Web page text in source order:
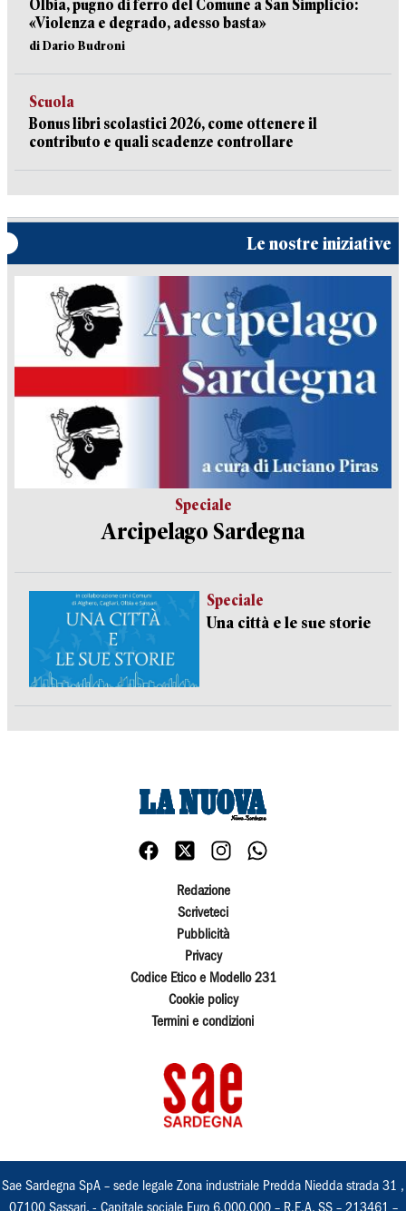
Olbia, pugno di ferro del Comune a San Simplicio:
«Violenza e degrado, adesso basta»
di Dario Budroni
Scuola
Bonus libri scolastici 2026, come ottenere il
contributo e quali scadenze controllare
Le nostre iniziative
Speciale
Arcipelago Sardegna
Speciale
Una città e le sue storie
Redazione
Scriveteci
Pubblicità
Privacy
Codice Etico e Modello 231
Cookie policy
Termini e condizioni
Sae Sardegna SpA – sede legale Zona industriale Predda Niedda strada 31 ,
07100 Sassari, - Capitale sociale Euro 6.000.000 – R.E.A. SS – 213461 –